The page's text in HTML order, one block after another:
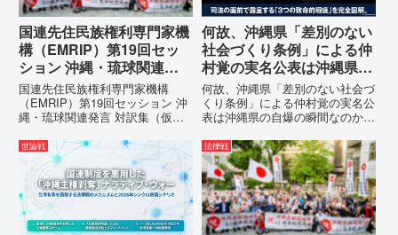
国連先住民族権利専門家機
構（EMRIP）第19回セッ
ション 沖縄・琉球関連発
言 対訳集（仮訳）
国連先住民族権利専門家機構
（EMRIP）第19回セッション 沖
縄・琉球関連発言 対訳集（仮
（EMRIP）の各会合において行
われた、沖縄・琉球の先住民族指
定、PFAS（有機フッ素化合物）
問題、米軍基地、伝統文化（...
何故、沖縄県「差別のない
社会づくり条例」による仲
村覚の実名公表は沖縄県の
自爆の瞬間なのか？その3
つの理由。
何故、沖縄県「差別のない社会づ
くり条例」による仲村覚の実名公
表は沖縄県の自爆の瞬間なのか？
強行しようとしている「仲村覚の
実名公表」。行政側はこの行為
を、特定の個人を社会的制裁に追
い込むための「仕上げ」だと考え
て...
世論戦 法律戦